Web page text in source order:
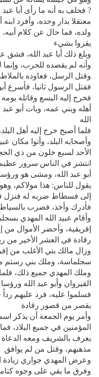
? فحلف به أنه ما رأى أبا عبد
معتقلا بدار وحده، وأفرد
ولده، فما حال عن كلام
يقروا بشيء
وبلغ ذلك أبا عبد الله، فشق
وأنه لم يقصده للحرب،
وقتل الرسل، فعاوده
فقتل الرسول ثانيا، فأسرع
فخرج إليه اليسع وقاتله
أهله وبني عمه، وبات أبو
الله
فلما أصبح خرج إليه أهل
وأصحابه البلد، وأتوا مكان
الأحد لسبع خلون من ذي
انتشر في الناس سرور
أبو عبد الله، ومشى هو
يقول للناس: هذا مولاكم،
إلى فسطاط ضربه له فنزل
فأدرك وأخذ، فضرب
وأقام عبيد الله المهدي
إفريقية، وأحضر الأموال من
رقادة في العشر الأخير من
وزال مالك بني الأغلب من
سجلماسة، وملك بني رستم
وملك المهدي جميع ذلك،
القيروان وأبو عبد الله
فسلموا عليه، فرد عليهم
بقصر من قصور رقادة
وأمر يوم الجمعة أن يذكر
المؤمنين في جميع البلاد،
يعرف بالشريف ومعه
مذهبهم، وقتل من لم يوافق
وعرض المهدي جواري زيادة
وفرق ما بقي على وجوه